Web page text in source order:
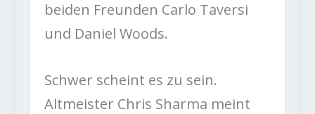
beiden Freunden Carlo Taversi
und Daniel Woods.
Schwer scheint es zu sein.
Altmeister Chris Sharma meint